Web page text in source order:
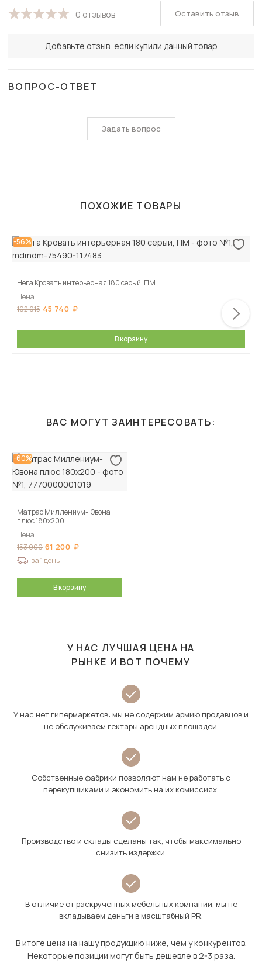
0 отзывов
Добавьте отзыв, если купили данный товар
Оставить отзыв
ВОПРОС-ОТВЕТ
Задать вопрос
ПОХОЖИЕ ТОВАРЫ
-56%
Нега Кровать интерьерная 180 серый, ПМ
Цена
102 915 45 740
В корзину
ВАС МОГУТ ЗАИНТЕРЕСОВАТЬ:
-60%
Матрас Миллениум-Ювона
плюс 180х200
Цена
153 000 61 200
за 1 день
В корзину
У НАС ЛУЧШАЯ ЦЕНА НА
РЫНКЕ И ВОТ ПОЧЕМУ
У нас нет гипермаркетов: мы не содержим армию продавцов и
не обслуживаем гектары арендных площадей.
Собственные фабрики позволяют нам не работать с
перекупщиками и экономить на их комиссиях.
Производство и склады сделаны так, чтобы максимально
снизить издержки.
В отличие от раскрученных мебельных компаний, мы не
вкладываем деньги в масштабный PR.
В итоге цена на нашу продукцию ниже, чем у конкурентов.
Некоторые позиции могут быть дешевле в 2-3 раза.